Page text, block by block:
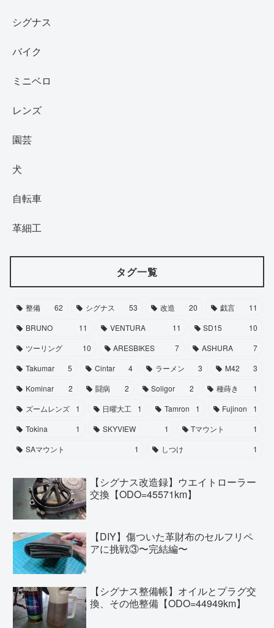
シグナス
バイク
ミニベロ
レンズ
園芸
犬
自転車
革細工
タグ一覧
整備 62 シグナス 53 改造 20 戯言
11
BRUNO
11 VENTURA 11 SD15
10
ツーリング
10 ARESBIKES 7 ASHURA
7
Takumar
5 Cintar 4 ラーメン 3 M42
3
Kominar
2 闘病 2 Soligor 2 種蒔き
1
ズームレンズ
1 日曜大工 1 Tamron 1 Fujinon
1
Tokina
1 SKYVIEW 1 Tマウント
1
SAマウント
1 しつけ 1
【シグナス改造録】ウエイトローラー
交換【ODO=45571km】
【DIY】傷ついた革財布のセルフリペ
アに挑戦③〜完結編〜
【シグナス整備帳】オイルとプラグ交
換、その他整備【ODO=44949km】